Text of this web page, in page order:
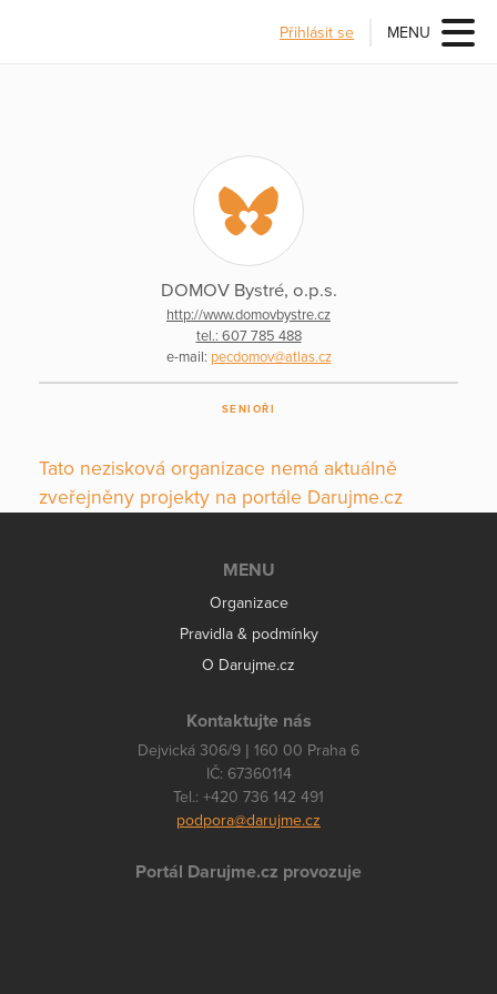
Přihlásit se MENU
DOMOV Bystré, o.p.s.
http://www.domovbystre.cz
tel.: 607 785 488
e-mail: pecdomov@atlas.cz
SENIOŘI
Tato nezisková organizace nemá aktuálně
zveřejněny projekty na portále Darujme.cz
MENU
Organizace
Pravidla & podmínky
O Darujme.cz
Kontaktujte nás
Dejvická 306/9 | 160 00 Praha 6
IČ: 67360114
Tel.: +420 736 142 491
podpora@darujme.cz
Portál Darujme.cz provozuje